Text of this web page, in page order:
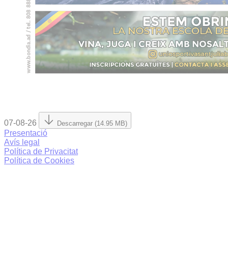
07-08-26 Descarregar (14.95 MB)
Presentació
Avís legal
Política de Privacitat
Política de Cookies